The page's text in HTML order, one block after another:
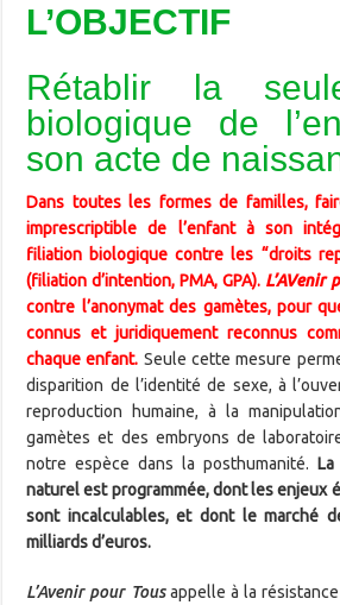
L’OBJECTIF
Rétablir la
biologique de
son acte de
Dans toutes les formes de familles,
imprescriptible de l’enfant à son
filiation biologique contre les “droits
(filiation d’intention, PMA, GPA). L’AVenir
contre l’anonymat des gamètes, pour
connus et juridiquement reconnus
chaque enfant. Seule cette mesure
disparition de l’identité de sexe, à
reproduction humaine, à la
gamètes et des embryons de
notre espèce dans la posthumanité. La
naturel est programmée, dont les enjeux
sont incalculables, et dont le marché
milliards d’euros.
L’Avenir pour Tousappelle à la